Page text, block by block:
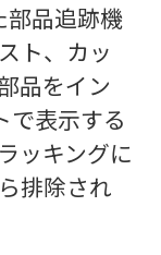
部品追跡機
ト、カッ
品をイン
で表示する
ッキングに
排除され